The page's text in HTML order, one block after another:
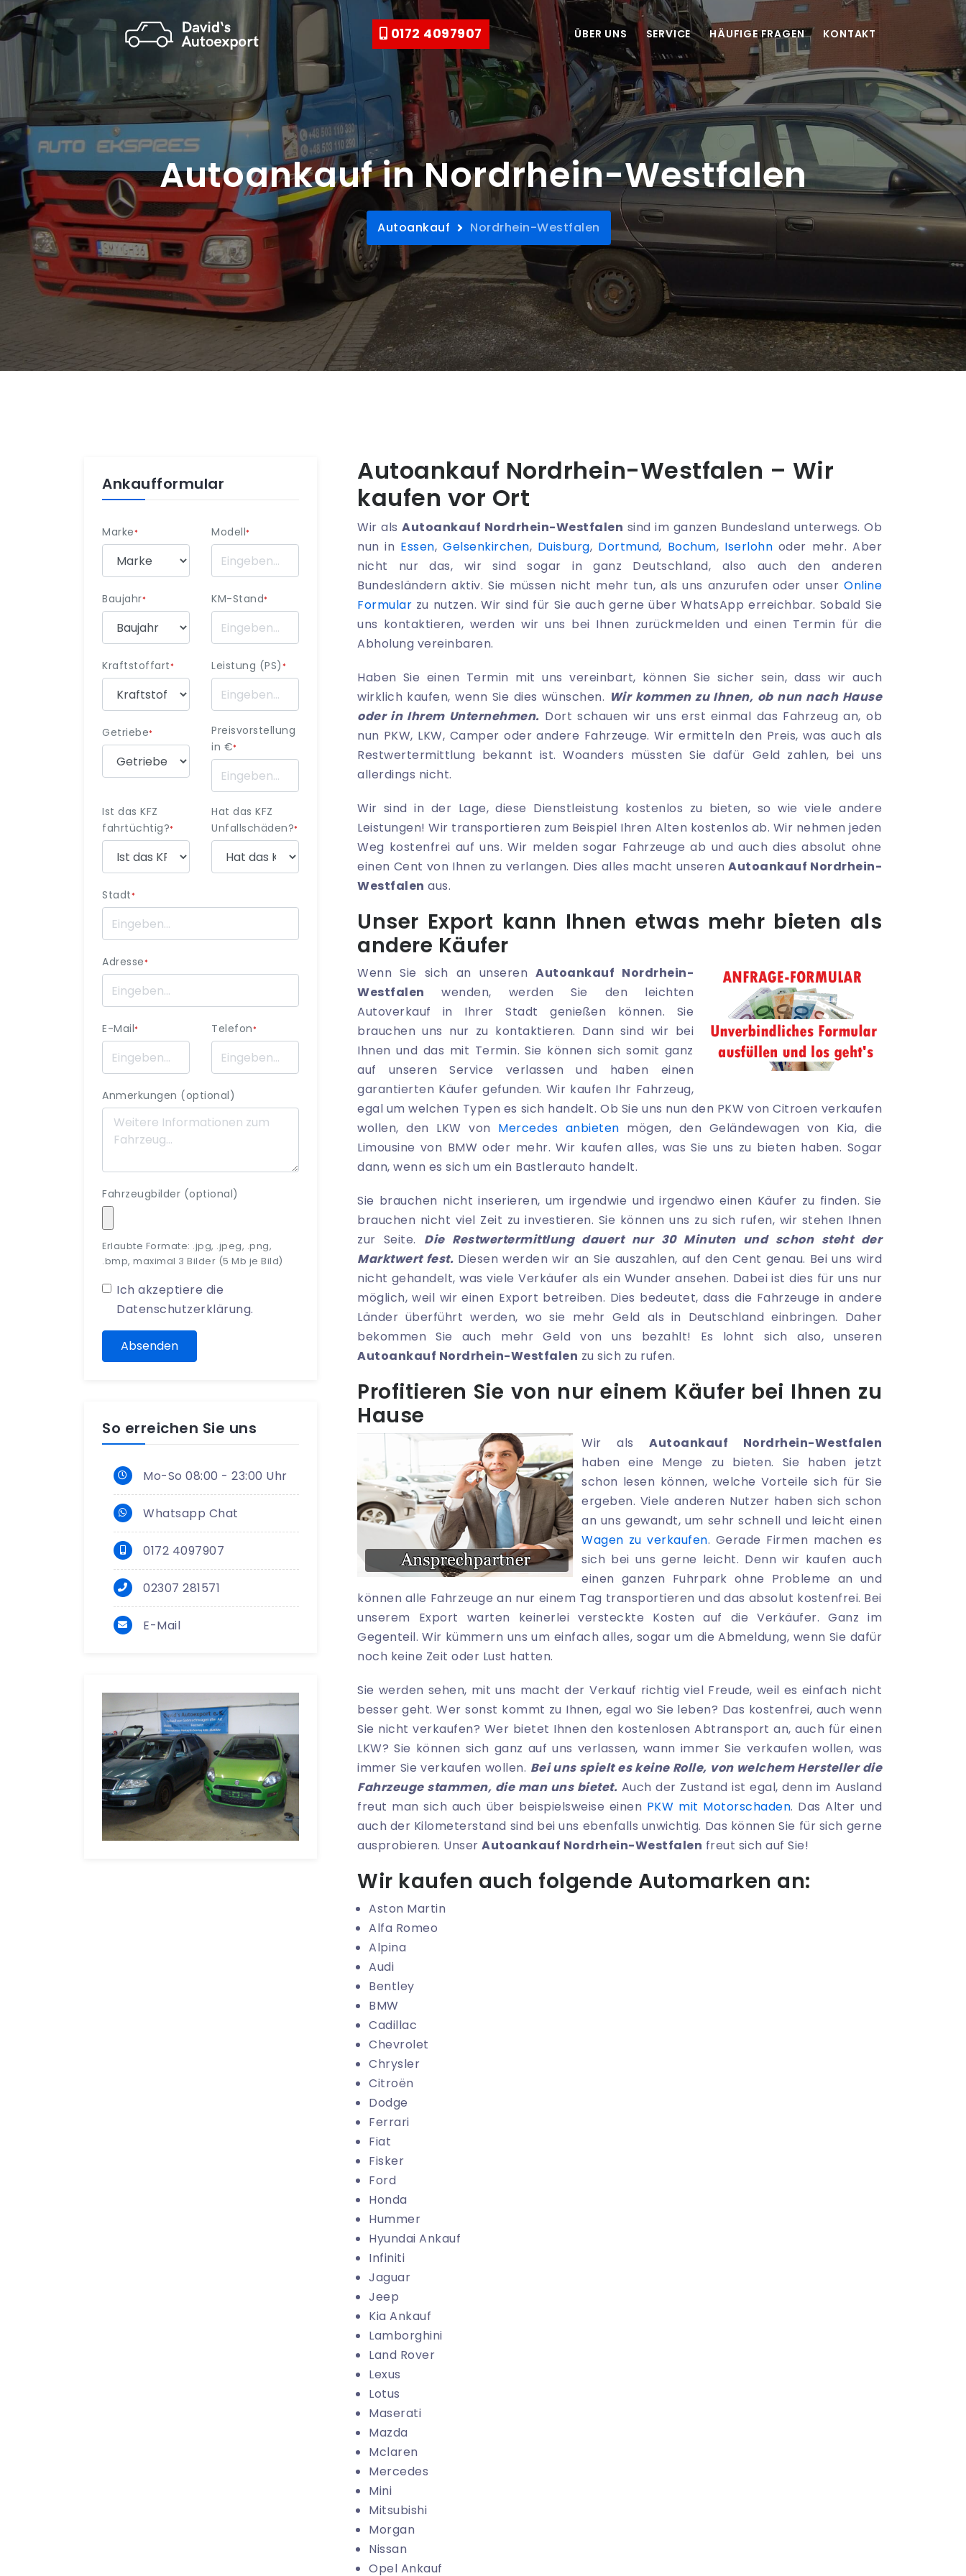
0172 4097907 ÜBER UNS SERVICE HÄUFIGE FRAGEN KONTAKT
Autoankauf in Nordrhein-Westfalen
Autoankauf Nordrhein-Westfalen
Ankaufformular
Marke* Modell*
Baujahr* KM-Stand*
Kraftstoffart* Leistung (PS) *
Getriebe*
Preisvorstellung
in €*
Ist das KFZ
fahrtüchtig?*
Hat das KFZ
Unfallschäden?*
Stadt*
Adresse*
E-Mail* Telefon*
Anmerkungen (optional)
Fahrzeugbilder (optional)
Erlaubte Formate: .jpg, .jpeg, .png,
.bmp, maximal 3 Bilder (5 Mb je Bild)
Ich akzeptiere die
Datenschutzerklärung.
Absenden
So erreichen Sie uns
Mo-So 08:00 - 23:00 Uhr
Whatsapp Chat
0172 4097907
02307 281571
E-Mail
Autoankauf Nordrhein-Westfalen – Wir
kaufen vor Ort
Wir als Autoankauf Nordrhein-Westfalen sind im ganzen Bundesland unterwegs. Ob
nun in Essen,Gelsenkirchen, Duisburg, Dortmund, Bochum, Iserlohn oder mehr. Aber
nicht nur das, wir sind sogar in ganz Deutschland, also auch den anderen
Bundesländern aktiv. Sie müssen nicht mehr tun, als uns anzurufen oder unser Online
Formular zu nutzen. Wir sind für Sie auch gerne über WhatsApp erreichbar. Sobald Sie
uns kontaktieren, werden wir uns bei Ihnen zurückmelden und einen Termin für die
Abholung vereinbaren.
Haben Sie einen Termin mit uns vereinbart, können Sie sicher sein, dass wir auch
wirklich kaufen, wenn Sie dies wünschen. Wir kommen zu Ihnen, ob nun nach Hause
oder in Ihrem Unternehmen. Dort schauen wir uns erst einmal das Fahrzeug an, ob
nun PKW, LKW, Camper oder andere Fahrzeuge. Wir ermitteln den Preis, was auch als
Restwertermittlung bekannt ist. Woanders müssten Sie dafür Geld zahlen, bei uns
allerdings nicht.
Wir sind in der Lage, diese Dienstleistung kostenlos zu bieten, so wie viele andere
Leistungen! Wir transportieren zum Beispiel Ihren Alten kostenlos ab. Wir nehmen jeden
Weg kostenfrei auf uns. Wir melden sogar Fahrzeuge ab und auch dies absolut ohne
einen Cent von Ihnen zu verlangen. Dies alles macht unseren Autoankauf Nordrhein-
Westfalen aus.
Unser Export kann Ihnen etwas mehr bieten als
andere Käufer
Wenn Sie sich an unseren Autoankauf Nordrhein-
Westfalen wenden, werden Sie den leichten
Autoverkauf in Ihrer Stadt genießen können. Sie
brauchen uns nur zu kontaktieren. Dann sind wir bei
Ihnen und das mit Termin. Sie können sich somit ganz
auf unseren Service verlassen und haben einen
garantierten Käufer gefunden. Wir kaufen Ihr Fahrzeug,
egal um welchen Typen es sich handelt. Ob Sie uns nun den PKW von Citroen verkaufen
wollen, den LKW von Mercedes anbieten mögen, den Geländewagen von Kia, die
Limousine von BMW oder mehr. Wir kaufen alles, was Sie uns zu bieten haben. Sogar
dann, wenn es sich um ein Bastlerauto handelt.
Sie brauchen nicht inserieren, um irgendwie und irgendwo einen Käufer zu finden. Sie
brauchen nicht viel Zeit zu investieren. Sie können uns zu sich rufen, wir stehen Ihnen
zur Seite. Die Restwertermittlung dauert nur 30 Minuten und schon steht der
Marktwert fest. Diesen werden wir an Sie auszahlen, auf den Cent genau. Bei uns wird
nicht gehandelt, was viele Verkäufer als ein Wunder ansehen. Dabei ist dies für uns nur
möglich, weil wir einen Export betreiben. Dies bedeutet, dass die Fahrzeuge in andere
Länder überführt werden, wo sie mehr Geld als in Deutschland einbringen. Daher
bekommen Sie auch mehr Geld von uns bezahlt! Es lohnt sich also, unseren
Autoankauf Nordrhein-Westfalen zu sich zu rufen.
Profitieren Sie von nur einem Käufer bei Ihnen zu
Hause
Wir als Autoankauf Nordrhein-Westfalen
haben eine Menge zu bieten. Sie haben jetzt
schon lesen können, welche Vorteile sich für Sie
ergeben. Viele anderen Nutzer haben sich schon
an uns gewandt, um sehr schnell und leicht einen
Wagen zu verkaufen. Gerade Firmen machen es
sich bei uns gerne leicht. Denn wir kaufen auch
einen ganzen Fuhrpark ohne Probleme an und
können alle Fahrzeuge an nur einem Tag transportieren und das absolut kostenfrei. Bei
unserem Export warten keinerlei versteckte Kosten auf die Verkäufer. Ganz im
Gegenteil. Wir kümmern uns um einfach alles, sogar um die Abmeldung, wenn Sie dafür
noch keine Zeit oder Lust hatten.
Sie werden sehen, mit uns macht der Verkauf richtig viel Freude, weil es einfach nicht
besser geht. Wer sonst kommt zu Ihnen, egal wo Sie leben? Das kostenfrei, auch wenn
Sie nicht verkaufen? Wer bietet Ihnen den kostenlosen Abtransport an, auch für einen
LKW? Sie können sich ganz auf uns verlassen, wann immer Sie verkaufen wollen, was
immer Sie verkaufen wollen. Bei uns spielt es keine Rolle, von welchem Hersteller die
Fahrzeuge stammen, die man uns bietet. Auch der Zustand ist egal, denn im Ausland
freut man sich auch über beispielsweise einen PKW mit Motorschaden. Das Alter und
auch der Kilometerstand sind bei uns ebenfalls unwichtig. Das können Sie für sich gerne
ausprobieren. Unser Autoankauf Nordrhein-Westfalen freut sich auf Sie!
Wir kaufen auch folgende Automarken an:
Aston Martin
Alfa Romeo
Alpina
Audi
Bentley
BMW
Cadillac
Chevrolet
Chrysler
Citroën
Dodge
Ferrari
Fiat
Fisker
Ford
Honda
Hummer
Hyundai Ankauf
Infiniti
Jaguar
Jeep
Kia Ankauf
Lamborghini
Land Rover
Lexus
Lotus
Maserati
Mazda
Mclaren
Mercedes
Mini
Mitsubishi
Morgan
Nissan
Opel Ankauf